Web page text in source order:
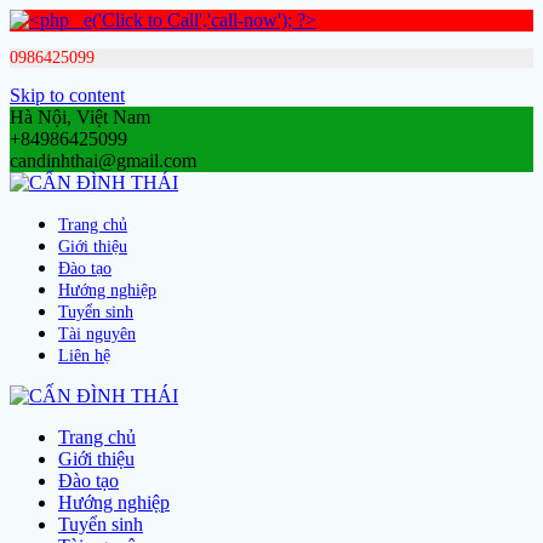
0986425099
Skip to content
Hà Nội, Việt Nam
+84986425099
candinhthai@gmail.com
Trang chủ
Giới thiệu
Đào tạo
Hướng nghiệp
Tuyển sinh
Tài nguyên
Liên hệ
Trang chủ
Giới thiệu
Đào tạo
Hướng nghiệp
Tuyển sinh